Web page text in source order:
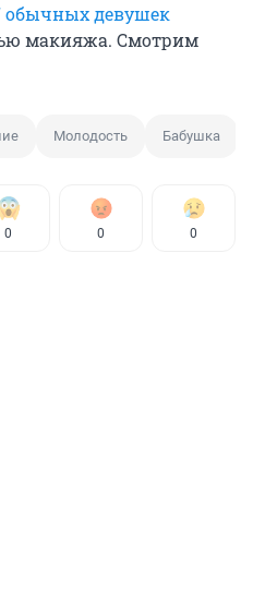
обычных девушек
макияжа. Смотрим
Молодость Бабушка
0 0 0